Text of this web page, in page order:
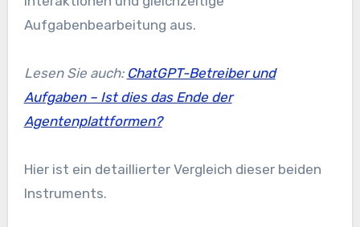
Aufgabenbearbeitung aus.
Lesen Sie auch: ChatGPT-Betreiber und
Aufgaben – Ist dies das Ende der
Agentenplattformen?
Hier ist ein detaillierter Vergleich dieser beiden
Instruments.